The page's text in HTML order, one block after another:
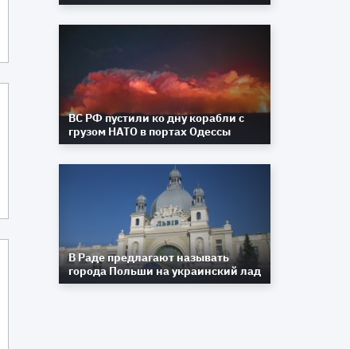
ВС РФ пустили ко дну корабли с
грузом НАТО в портах Одессы
В Раде предлагают называть
города Польши на украинский лад